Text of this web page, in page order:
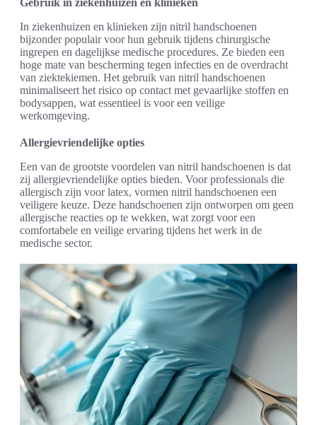
Gebruik in ziekenhuizen en klinieken
In ziekenhuizen en klinieken zijn nitril handschoenen
bijzonder populair voor hun gebruik tijdens chirurgische
ingrepen en dagelijkse medische procedures. Ze bieden een
hoge mate van bescherming tegen infecties en de overdracht
van ziektekiemen. Het gebruik van nitril handschoenen
minimaliseert het risico op contact met gevaarlijke stoffen en
bodysappen, wat essentieel is voor een veilige
werkomgeving.
Allergievriendelijke opties
Een van de grootste voordelen van nitril handschoenen is dat
zij allergievriendelijke opties bieden. Voor professionals die
allergisch zijn voor latex, vormen nitril handschoenen een
veiligere keuze. Deze handschoenen zijn ontworpen om geen
allergische reacties op te wekken, wat zorgt voor een
comfortabele en veilige ervaring tijdens het werk in de
medische sector.